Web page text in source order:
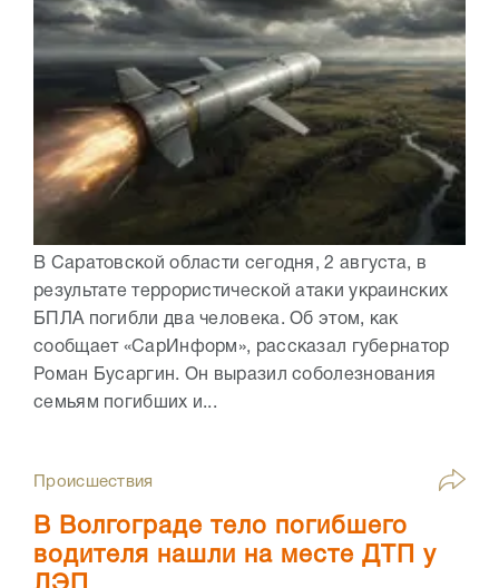
В Саратовской области сегодня, 2 августа, в
результате террористической атаки украинских
БПЛА погибли два человека. Об этом, как
сообщает «СарИнформ», рассказал губернатор
Роман Бусаргин. Он выразил соболезнования
семьям погибших и...
Происшествия
В Волгограде тело погибшего
водителя нашли на месте ДТП у